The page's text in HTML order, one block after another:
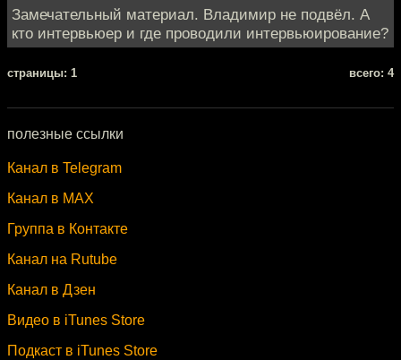
Замечательный материал. Владимир не подвёл. А
кто интервьюер и где проводили интервьюирование?
cтраницы: 1 всего: 4
полезные ссылки
Канал в Telegram
Канал в MAX
Группа в Контакте
Канал на Rutube
Канал в Дзен
Видео в iTunes Store
Подкаст в iTunes Store